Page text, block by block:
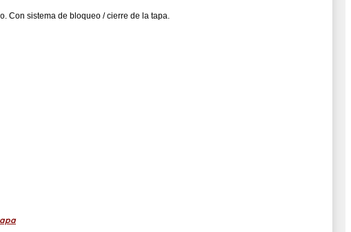
Con sistema de bloqueo / cierre de la tapa.